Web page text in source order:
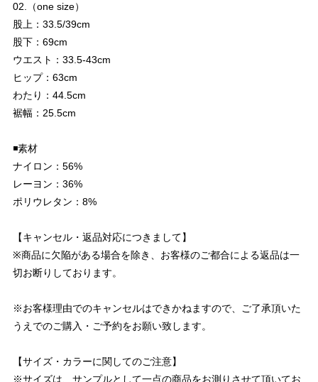
02.（one size）
股上：33.5/39cm
股下：69cm
ウエスト：33.5-43cm
ヒップ：63cm
わたり：44.5cm
裾幅：25.5cm
◾️素材
ナイロン：56%
レーヨン：36%
ポリウレタン：8%
【キャンセル・返品対応につきまして】
※商品に欠陥がある場合を除き、お客様のご都合による返品は一
切お断りしております。
※お客様理由でのキャンセルはできかねますので、ご了承頂いた
うえでのご購入・ご予約をお願い致します。
【サイズ・カラーに関してのご注意】
※サイズは、サンプルとして一点の商品をお測りさせて頂いてお